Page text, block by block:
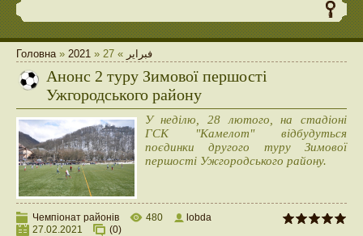
Головна» 2021 » فبراير »
27
Анонс 2 туру Зимової першості
Ужгородського району
У неділю, 28 лютого, на стадіоні
ГСК "Камелот" відбудуться
поєдинки другого туру Зимової
першості Ужгородського району.
Чемпіонат районів 480
lobda
27.02.2021
(0)